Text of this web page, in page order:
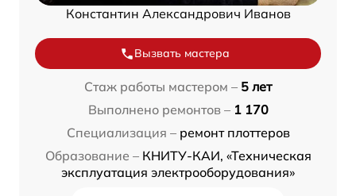
Константин Александрович Иванов
Вызвать мастера
Стаж работы мастером – 5 лет
Выполнено ремонтов – 1 170
Специализация – ремонт плоттеров
Образование – КНИТУ-КАИ, «Техническая
эксплуатация электрооборудования»